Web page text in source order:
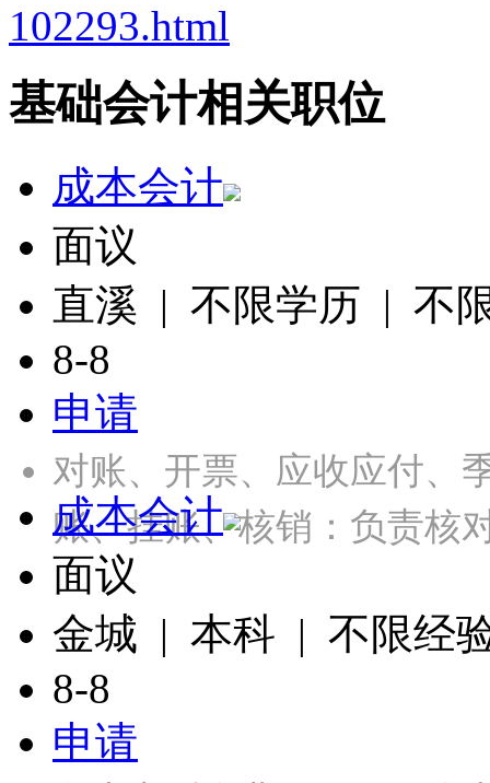
102293.html
基础会计相关职位
成本会计
面议
直溪 | 不限学历 | 不
8-8
申请
对账、开票、应收应付、
账、挂账、核销：负责
成本会计
面议
金城 | 本科 | 不限经
8-8
申请